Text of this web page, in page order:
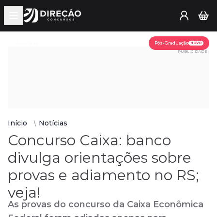
Open main menu
Pós-Graduação NOVO
PUBLICIDADE
Início Notícias
Concurso Caixa: banco
divulga orientações sobre
provas e adiamento no RS;
veja!
As provas do concurso da Caixa Econômica